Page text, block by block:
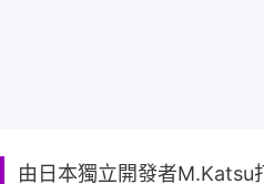
由日本獨立開發者